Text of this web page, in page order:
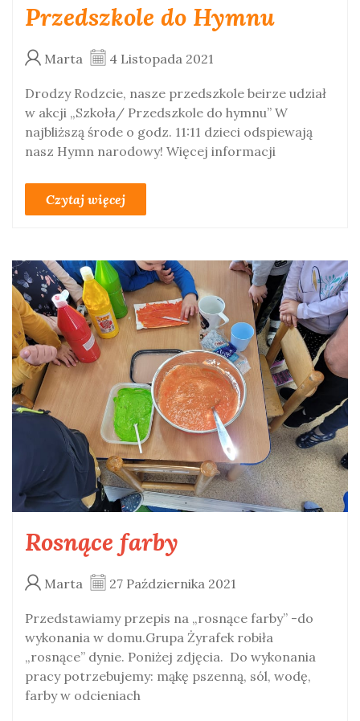
Przedszkole do Hymnu
Marta 4 Listopada 2021
Drodzy Rodzcie, nasze przedszkole beirze udział
w akcji „Szkoła/ Przedszkole do hymnu” W
najbliższą środe o godz. 11:11 dzieci odspiewają
nasz Hymn narodowy! Więcej informacji
Czytaj więcej
Rosnące farby
Marta 27 Października 2021
Przedstawiamy przepis na „rosnące farby” -do
wykonania w domu.Grupa Żyrafek robiła
„rosnące” dynie. Poniżej zdjęcia. Do wykonania
pracy potrzebujemy: mąkę pszenną, sól, wodę,
farby w odcieniach